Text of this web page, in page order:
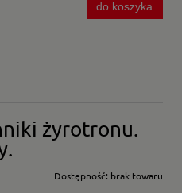
do koszyka
żyrotronu.
Dostępność: brak towaru